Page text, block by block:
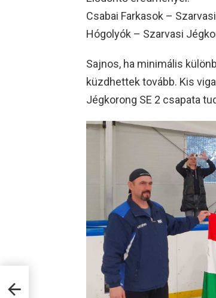
Csabai Farkasok –
Hógolyók – Szarvasi
Sajnos, ha minimális
küzdhettek tovább. Kis
Jégkorong SE 2 csapata